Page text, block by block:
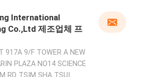
International
Co.,Ltd 제조업체 프
917A 9/F TOWER A NEW
PLAZA NO14 SCIENCE
RD TSIM SHA TSUI